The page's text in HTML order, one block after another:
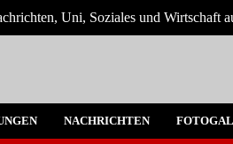
Uni, Soziales und Wirtschaft
aus Kiel und
NACHRICHTEN